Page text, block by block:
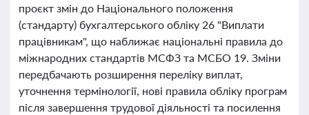
проєкт змін до Національного положення
(стандарту) бухгалтерського обліку 26 "Виплати
працівникам", що наближає національні правила до
міжнародних стандартів МСФЗ та МСБО 19. Зміни
передбачають розширення переліку виплат,
уточнення термінології, нові правила обліку програм
після завершення трудової діяльності та посилення